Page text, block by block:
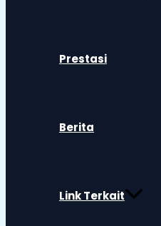
Prestasi
Berita
Link Terkait